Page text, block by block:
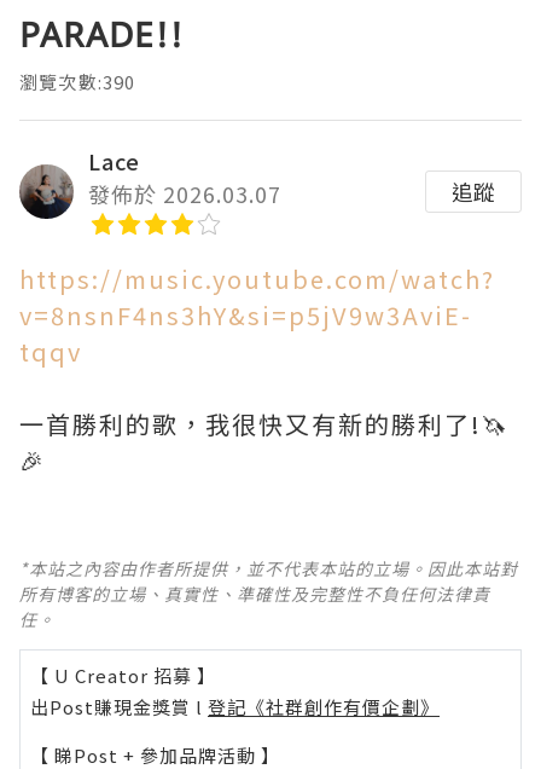
PARADE!!
瀏覽次數:390
Lace
發佈於 2026.03.07
追蹤
https://music.youtube.com/watch?
v=8nsnF4ns3hY&si=p5jV9w3AviE-
tqqv
一首勝利的歌，我很快又有新的勝利了!🦄
🎉
*本站之內容由作者所提供，並不代表本站的立場。因此本站對
所有博客的立場、真實性、準確性及完整性不負任何法律責
任。
【 U Creator 招募 】
出Post賺現金獎賞 l 登記《社群創作有價企劃》
【 睇Post + 參加品牌活動 】